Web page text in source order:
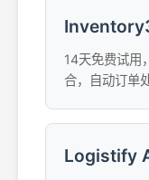
14天免费试用
合，自动订单
Logistify